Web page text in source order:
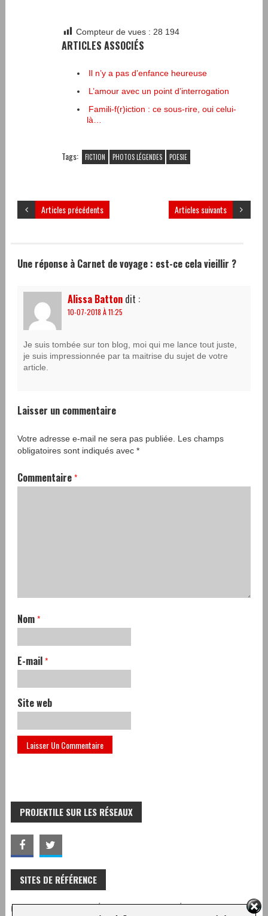
Compteur de vues : 28 194
ARTICLES ASSOCIÉS
Il n’y a pas d’enfance heureuse
L’amour avec un point d’interrogation
Famili-f(r)iction : ce sous-rire, oui celui-
là…
Tags: FICTION PHOTOS LÉGENDES POESIE
Articles suivants
Articles précédents
Une réponse à Carnet de voyage : est-ce cela vieillir ?
Alissa Batton dit :
10-07-2018 À 11:25
Je suis tombée sur ton blog, moi qui me lance tout juste,
je suis impressionnée par ta maitrise du sujet de votre
article.
Laisser un commentaire
Votre adresse e-mail ne sera pas publiée. Les champs
obligatoires sont indiqués avec*
Commentaire*
Nom*
E-mail*
Site web
PROJEKTILE SUR LES RÉSEAUX
SITES DE RÉFÉRENCE
CENTRE NATIONAL DU CINÉMA ET DE L’IMAGE ANIMÉE